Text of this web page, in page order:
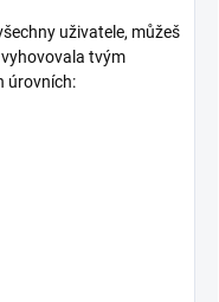
uživatele, můžeš
tvým
úrovních: